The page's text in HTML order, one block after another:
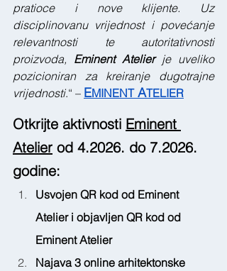
pratioce i nove klijente. Uz
disciplinovanu vrijednost i povećanje
relevantnosti te autoritativnosti
proizvoda, Eminent Atelier je uveliko
pozicioniran za kreiranje dugotrajne
vrijednosti.“ – EMINENT ATELIER
Otkrijte aktivnosti Eminent
Atelier od 4.2026. do 7.2026.
godine:
Usvojen QR kod od Eminent
Atelier i objavljen QR kod od
Eminent Atelier
Najava 3 online arhitektonske